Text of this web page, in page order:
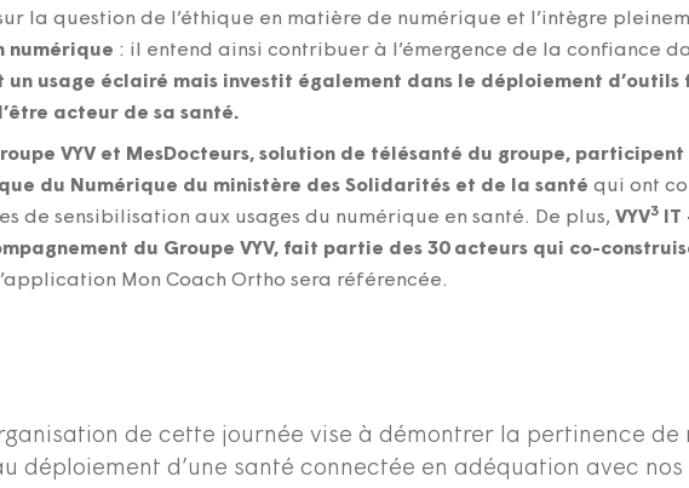
la question de l’éthique en matière de numérique et l’intègre
numérique : il entend ainsi contribuer à l’émergence de la confiance
un usage éclairé mais investit également dans le déploiement d’outils
acteur de sa santé.
VYV et MesDocteurs, solution de télésanté du groupe, participent
du Numérique du ministère des Solidarités et de la santé qui ont
de sensibilisation aux usages du numérique en santé. De plus, VYV3 IT
du Groupe VYV, fait partie des 30 acteurs qui co-
Mon Coach Ortho sera référencée.
de cette journée vise à démontrer la pertinence de
déploiement d’une santé connectée en adéquation avec nos